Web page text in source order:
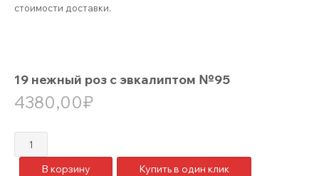
стоимости доставки.
19 нежный роз с эвкалиптом №95
4380,00₽
Количество
товара
В корзину Купить в один клик